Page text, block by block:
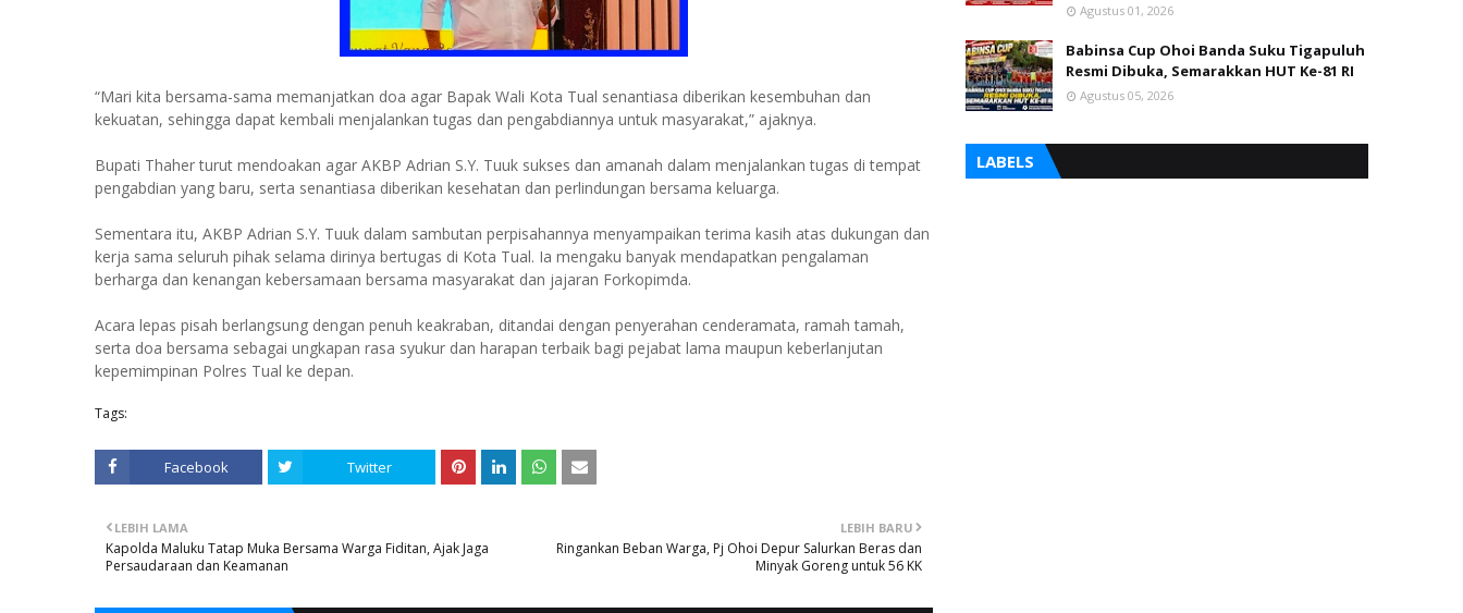
“Mari kita bersama-sama memanjatkan doa agar Bapak Wali Kota Tual senantiasa diberikan kesembuhan dan
kekuatan, sehingga dapat kembali menjalankan tugas dan pengabdiannya untuk masyarakat,” ajaknya.
Bupati Thaher turut mendoakan agar AKBP Adrian S.Y. Tuuk sukses dan amanah dalam menjalankan tugas di tempat
pengabdian yang baru, serta senantiasa diberikan kesehatan dan perlindungan bersama keluarga.
Sementara itu, AKBP Adrian S.Y. Tuuk dalam sambutan perpisahannya menyampaikan terima kasih atas dukungan dan
kerja sama seluruh pihak selama dirinya bertugas di Kota Tual. Ia mengaku banyak mendapatkan pengalaman
berharga dan kenangan kebersamaan bersama masyarakat dan jajaran Forkopimda.
Acara lepas pisah berlangsung dengan penuh keakraban, ditandai dengan penyerahan cenderamata, ramah tamah,
serta doa bersama sebagai ungkapan rasa syukur dan harapan terbaik bagi pejabat lama maupun keberlanjutan
kepemimpinan Polres Tual ke depan.
Tags:
Facebook Twitter
LEBIH BARU
Ringankan Beban Warga, Pj Ohoi Depur Salurkan Beras dan
Minyak Goreng untuk 56 KK
LEBIH LAMA
Kapolda Maluku Tatap Muka Bersama Warga Fiditan, Ajak Jaga
Persaudaraan dan Keamanan
Agustus 01, 2026
Babinsa Cup Ohoi Banda Suku Tigapuluh
Resmi Dibuka, Semarakkan HUT Ke-81 RI
Agustus 05, 2026
LABELS